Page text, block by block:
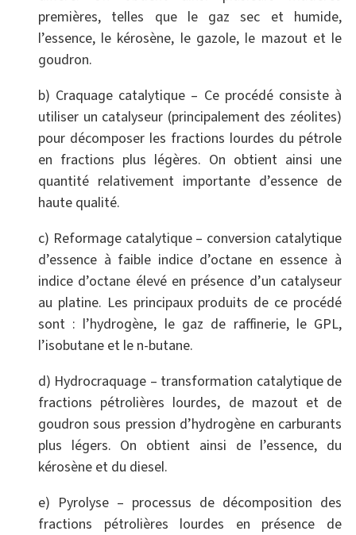
premières, telles que le gaz sec et humide,
l’essence, le kérosène, le gazole, le mazout et le
goudron.
b) Craquage catalytique – Ce procédé consiste à
utiliser un catalyseur (principalement des zéolites)
pour décomposer les fractions lourdes du pétrole
en fractions plus légères. On obtient ainsi une
quantité relativement importante d’essence de
haute qualité.
c) Reformage catalytique – conversion catalytique
d’essence à faible indice d’octane en essence à
indice d’octane élevé en présence d’un catalyseur
au platine. Les principaux produits de ce procédé
sont : l’hydrogène, le gaz de raffinerie, le GPL,
l’isobutane et le n-butane.
d) Hydrocraquage – transformation catalytique de
fractions pétrolières lourdes, de mazout et de
goudron sous pression d’hydrogène en carburants
plus légers. On obtient ainsi de l’essence, du
kérosène et du diesel.
e) Pyrolyse – processus de décomposition des
fractions pétrolières lourdes en présence de